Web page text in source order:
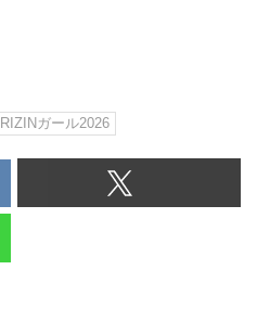
RIZINガール2026